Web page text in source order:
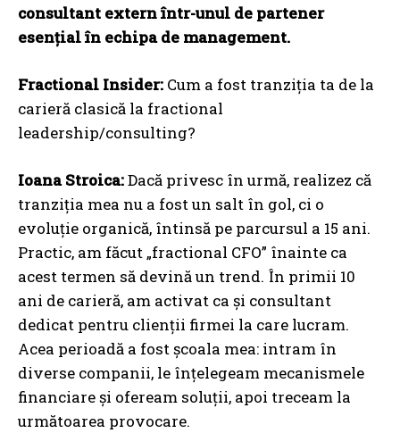
consultant extern într-unul de partener
esențial în echipa de management.
Fractional Insider: Cum a fost tranziția ta de la
carieră clasică la fractional
leadership/consulting?
Ioana Stroica:Dacă privesc în urmă, realizez că
tranziția mea nu a fost un salt în gol, ci o
evoluție organică, întinsă pe parcursul a 15 ani.
Practic, am făcut „fractional CFO” înainte ca
acest termen să devină un trend. În primii 10
ani de carieră, am activat ca și consultant
dedicat pentru clienții firmei la care lucram.
Acea perioadă a fost școala mea: intram în
diverse companii, le înțelegeam mecanismele
financiare și ofeream soluții, apoi treceam la
următoarea provocare.